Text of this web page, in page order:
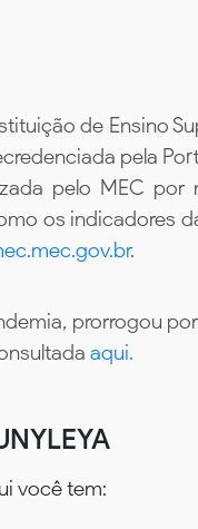
de Ensino
pela
pelo MEC
os indicadores
.
prorrogou
aqui.
você tem: